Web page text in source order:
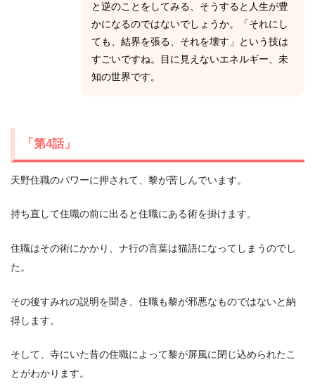
と逆のことをしてみる、そうすると人生が豊
かになるのではないでしょうか。「それにし
ても、結界を張る、それを壊す」という技は
すごいですね。目に見えないエネルギー、未
知の世界です。
「第4話」
天野住職のパワーに押されて、黎が苦しんでいます。
持ち直して住職の前に出ると住職にある術を掛けます。
住職はその術にかかり、ナ行の言葉は猫語になってしまうのでし
た。
その後すみれの説明を聞き、住職も黎が邪悪なものではないと納
得します。
そして、寺にいた昔の住職によって黎が屏風に閉じ込められたこ
とがわかります。